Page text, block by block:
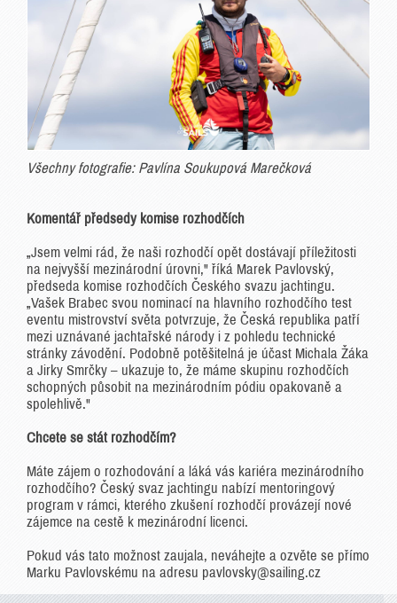
Všechny fotografie: Pavlína Soukupová Marečková
Komentář předsedy komise rozhodčích
„Jsem velmi rád, že naši rozhodčí opět dostávají příležitosti
na nejvyšší mezinárodní úrovni," říká Marek Pavlovský,
předseda komise rozhodčích Českého svazu jachtingu.
„Vašek Brabec svou nominací na hlavního rozhodčího test
eventu mistrovství světa potvrzuje, že Česká republika patří
mezi uznávané jachtařské národy i z pohledu technické
stránky závodění. Podobně potěšitelná je účast Michala Žáka
a Jirky Smrčky – ukazuje to, že máme skupinu rozhodčích
schopných působit na mezinárodním pódiu opakovaně a
spolehlivě."
Chcete se stát rozhodčím?
Máte zájem o rozhodování a láká vás kariéra mezinárodního
rozhodčího? Český svaz jachtingu nabízí mentoringový
program v rámci, kterého zkušení rozhodčí provázejí nové
zájemce na cestě k mezinárodní licenci.
Pokud vás tato možnost zaujala, neváhejte a ozvěte se přímo
Marku Pavlovskému na adresu pavlovsky@sailing.cz